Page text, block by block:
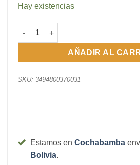
Hay existencias
Blue Royal 100 ml cantidad
AÑADIR AL
SKU: 3494800370031
Estamos en Cochabamba
Bolivia.